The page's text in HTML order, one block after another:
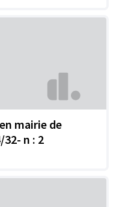
mairie de
n : 2